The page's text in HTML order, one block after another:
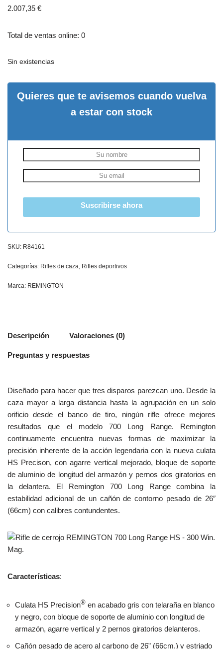
2.007,35 €
Total de ventas online: 0
Sin existencias
Quieres que te avisemos cuando vuelva
a estar con stock
Suscribirse ahora
SKU: R84161
Categorías: Rifles de caza, Rifles deportivos
Marca: REMINGTON
Descripción Valoraciones (0)
Preguntas y respuestas
Diseñado para hacer que tres disparos parezcan uno. Desde la
caza mayor a larga distancia hasta la agrupación en un solo
orificio desde el banco de tiro, ningún rifle ofrece mejores
resultados que el modelo 700 Long Range. Remington
continuamente encuentra nuevas formas de maximizar la
precisión inherente de la acción legendaria con la nueva culata
HS Precison, con agarre vertical mejorado, bloque de soporte
de aluminio de longitud del armazón y pernos dos giratorios en
la delantera. El Remington 700 Long Range combina la
estabilidad adicional de un cañón de contorno pesado de 26″
(66cm) con calibres contundentes.
Características:
Culata HS Precision® en acabado gris con telaraña en blanco
y negro, con bloque de soporte de aluminio con longitud de
armazón, agarre vertical y 2 pernos giratorios delanteros.
Cañón pesado de acero al carbono de 26” (66cm.) y estriado